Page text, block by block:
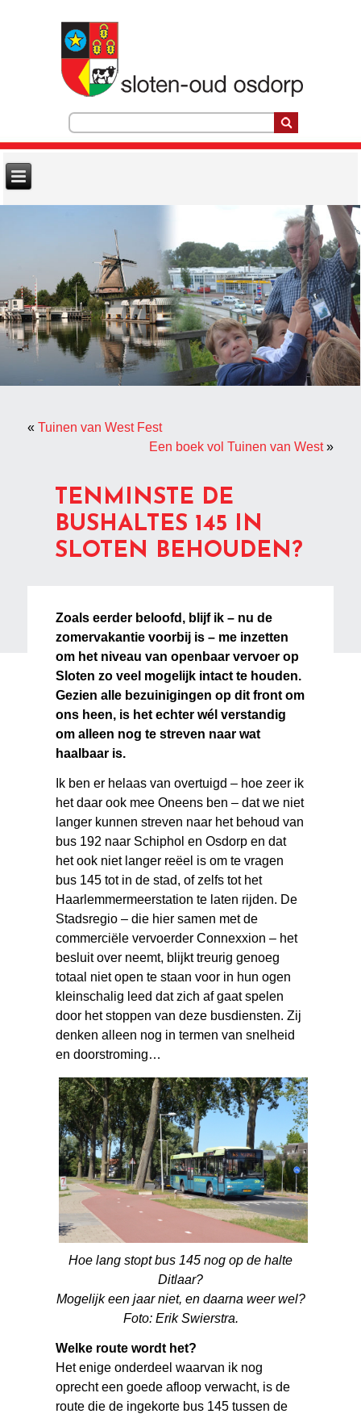
«Tuinen van West Fest
Een boek vol Tuinen van West»
TENMINSTE DE
BUSHALTES 145 IN
SLOTEN BEHOUDEN?
Zoals eerder beloofd, blijf ik – nu de
zomervakantie voorbij is – me inzetten
om het niveau van openbaar vervoer op
Sloten zo veel mogelijk intact te houden.
Gezien alle bezuinigingen op dit front om
ons heen, is het echter wél verstandig
om alleen nog te streven naar wat
haalbaar is.
Ik ben er helaas van overtuigd – hoe zeer ik
het daar ook mee Oneens ben – dat we niet
langer kunnen streven naar het behoud van
bus 192 naar Schiphol en Osdorp en dat
het ook niet langer reëel is om te vragen
bus 145 tot in de stad, of zelfs tot het
Haarlemmermeerstation te laten rijden. De
Stadsregio – die hier samen met de
commerciële vervoerder Connexxion – het
besluit over neemt, blijkt treurig genoeg
totaal niet open te staan voor in hun ogen
kleinschalig leed dat zich af gaat spelen
door het stoppen van deze busdiensten. Zij
denken alleen nog in termen van snelheid
en doorstroming…
Hoe lang stopt bus 145 nog op de halte
Ditlaar?
Mogelijk een jaar niet, en daarna weer wel?
Foto: Erik Swierstra.
Welke route wordt het?
Het enige onderdeel waarvan ik nog
oprecht een goede afloop verwacht, is de
route die de ingekorte bus 145 tussen de